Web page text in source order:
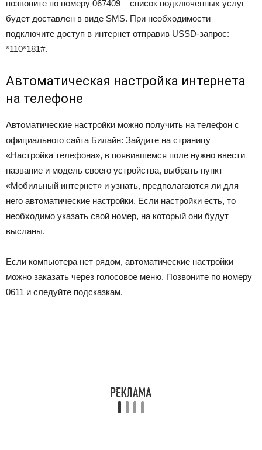
позвоните по номеру 067409 – список подключенных услуг
будет доставлен в виде SMS. При необходимости
подключите доступ в интернет отправив USSD-запрос:
*110*181#.
Автоматическая настройка интернета
на телефоне
Автоматические настройки можно получить на телефон с
официального сайта Билайн: Зайдите на страницу
«Настройка телефона», в появившемся поле нужно ввести
название и модель своего устройства, выбрать пункт
«Мобильный интернет» и узнать, предполагаются ли для
него автоматические настройки. Если настройки есть, то
необходимо указать свой номер, на который они будут
высланы.
Если компьютера нет рядом, автоматические настройки
можно заказать через голосовое меню. Позвоните по номеру
0611 и следуйте подсказкам.